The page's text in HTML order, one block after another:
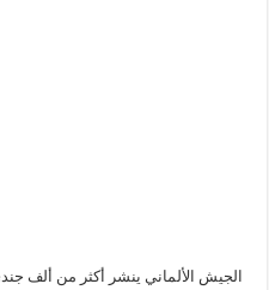
الجيش الألماني ينشر أكثر من ألف